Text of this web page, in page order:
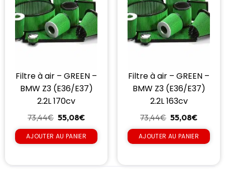
Filtre à air – GREEN –
BMW Z3 (E36/E37)
2.2L 170cv
73,44€ 55,08€
AJOUTER AU PANIER
Filtre à air – GREEN –
BMW Z3 (E36/E37)
2.2L 163cv
73,44€ 55,08€
AJOUTER AU PANIER